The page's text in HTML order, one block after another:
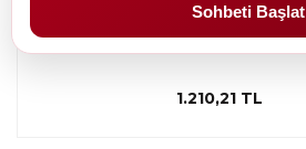
1.210,21 TL
Sohbeti Başlat